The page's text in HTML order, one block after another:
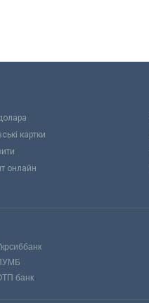
картки
онлайн
банк